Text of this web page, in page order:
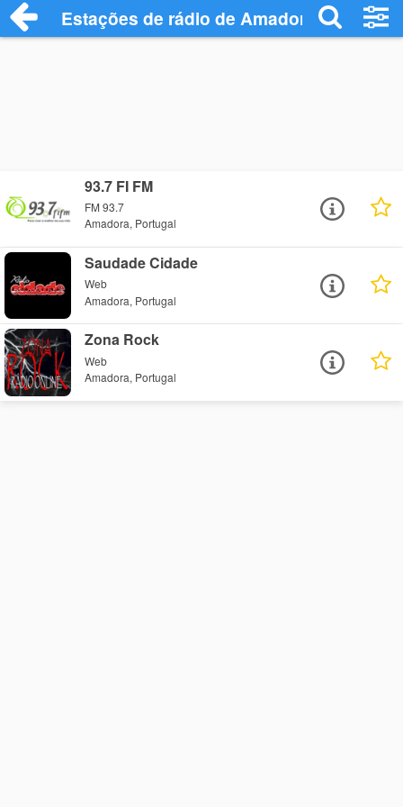
Estações de rádio de Amadora - Ouça
93.7 FI FM
FM 93.7
Amadora, Portugal
Saudade Cidade
Web
Amadora, Portugal
Zona Rock
Web
Amadora, Portugal